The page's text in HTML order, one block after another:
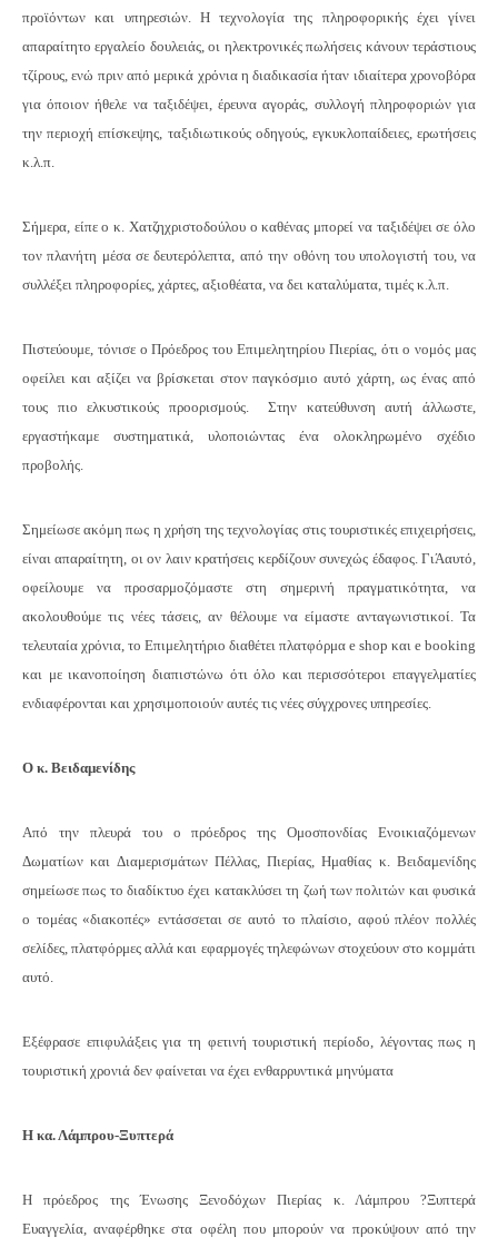
προϊόντων και υπηρεσιών. Η τεχνολογία της πληροφορικής έχει γίνει
απαραίτητο εργαλείο δουλειάς, οι ηλεκτρονικές πωλήσεις κάνουν τεράστιους
τζίρους, ενώ πριν από μερικά χρόνια η διαδικασία ήταν ιδιαίτερα χρονοβόρα
για όποιον ήθελε να ταξιδέψει, έρευνα αγοράς, συλλογή πληροφοριών για
την περιοχή επίσκεψης, ταξιδιωτικούς οδηγούς, εγκυκλοπαίδειες, ερωτήσεις
κ.λ.π.
Σήμερα, είπε ο κ. Χατζηχριστοδούλου ο καθένας μπορεί να ταξιδέψει σε όλο
τον πλανήτη μέσα σε δευτερόλεπτα, από την οθόνη του υπολογιστή του, να
συλλέξει πληροφορίες, χάρτες, αξιοθέατα, να δει καταλύματα, τιμές κ.λ.π.
Πιστεύουμε, τόνισε ο Πρόεδρος του Επιμελητηρίου Πιερίας, ότι ο νομός μας
οφείλει και αξίζει να βρίσκεται στον παγκόσμιο αυτό χάρτη, ως ένας από
τους πιο ελκυστικούς προορισμούς. Στην κατεύθυνση αυτή άλλωστε,
εργαστήκαμε συστηματικά, υλοποιώντας ένα ολοκληρωμένο σχέδιο
προβολής.
Σημείωσε ακόμη πως η χρήση της τεχνολογίας στις τουριστικές επιχειρήσεις,
είναι απαραίτητη, οι ον λαιν κρατήσεις κερδίζουν συνεχώς έδαφος. ΓιΆαυτό,
οφείλουμε να προσαρμοζόμαστε στη σημερινή πραγματικότητα, να
ακολουθούμε τις νέες τάσεις, αν θέλουμε να είμαστε ανταγωνιστικοί. Τα
τελευταία χρόνια, το Επιμελητήριο διαθέτει πλατφόρμα e shop και e booking
και με ικανοποίηση διαπιστώνω ότι όλο και περισσότεροι επαγγελματίες
ενδιαφέρονται και χρησιμοποιούν αυτές τις νέες σύγχρονες υπηρεσίες.
Ο κ. Βειδαμενίδης
Από την πλευρά του ο πρόεδρος της Ομοσπονδίας Ενοικιαζόμενων
Δωματίων και Διαμερισμάτων Πέλλας, Πιερίας, Ημαθίας κ. Βειδαμενίδης
σημείωσε πως το διαδίκτυο έχει κατακλύσει τη ζωή των πολιτών και φυσικά
ο τομέας «διακοπές» εντάσσεται σε αυτό το πλαίσιο, αφού πλέον πολλές
σελίδες, πλατφόρμες αλλά και εφαρμογές τηλεφώνων στοχεύουν στο κομμάτι
αυτό.
Εξέφρασε επιφυλάξεις για τη φετινή τουριστική περίοδο, λέγοντας πως η
τουριστική χρονιά δεν φαίνεται να έχει ενθαρρυντικά μηνύματα
Η κα. Λάμπρου-Ξυπτερά
Η πρόεδρος της Ένωσης Ξενοδόχων Πιερίας κ. Λάμπρου ?Ξυπτερά
Ευαγγελία, αναφέρθηκε στα οφέλη που μπορούν να προκύψουν από την